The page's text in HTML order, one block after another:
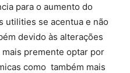
para o aumento do
utilities se acentua e não
devido às alterações
premente optar por
como também mais